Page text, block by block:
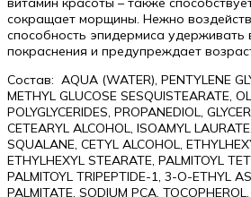
сокращает морщины. Нежно
способность эпидермиса удерживать
покраснения и предупреждает
Состав: AQUA (WATER), PENTYLENE
METHYL GLUCOSE SESQUISTEARATE,
POLYGLYCERIDES, PROPANEDIOL,
CETEARYL ALCOHOL, ISOAMYL
SQUALANE, CETYL ALCOHOL,
ETHYLHEXYL STEARATE, PALMITOYL
PALMITOYL TRIPEPTIDE-1, 3-O-ETHYL
PALMITATE, SODIUM PCA,